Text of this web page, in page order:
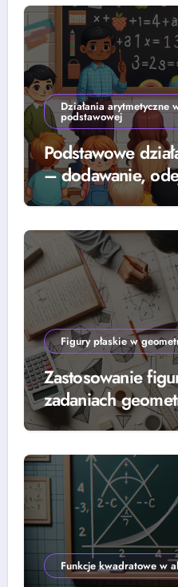
Działania arytmetyczne
podstawowej
Podstawowe
– dodawanie,
mnożenie i
Figury płaskie w
Zastosowanie
zadaniach
Funkcje kwadratowe w